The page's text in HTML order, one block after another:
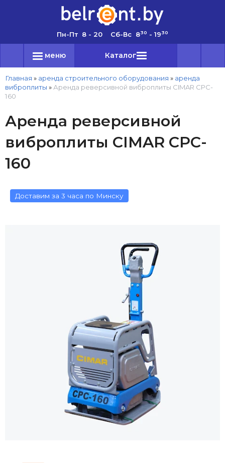
Пн-Пт 8 - 20 Сб-Вс 830 - 1930
меню Каталог
Главная » аренда строительного оборудования » аренда
виброплиты » Аренда реверсивной виброплиты CIMAR CPC-
160
Аренда реверсивной
виброплиты CIMAR CPC-
160
Доставим за 3 часа по Минску